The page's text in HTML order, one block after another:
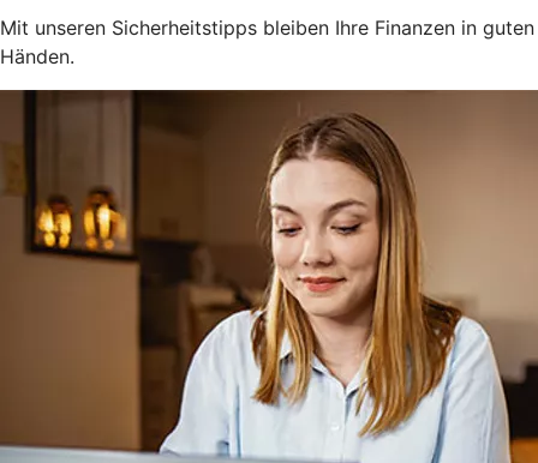
Mit unseren Sicherheitstipps bleiben Ihre Finanzen in guten
Händen.